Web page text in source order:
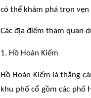
có thể khám phá trọn
Các địa điểm tham quan
1. Hồ Hoàn Kiếm
Hồ Hoàn Kiếm là thắng
khu phố cổ gồm các phố